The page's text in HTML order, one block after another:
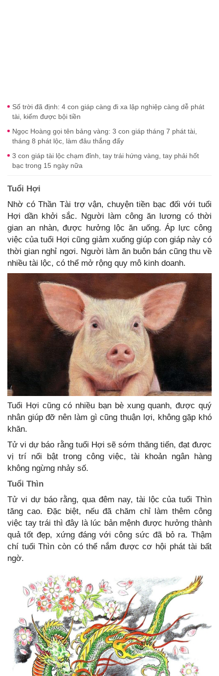
Số trời đã định: 4 con giáp càng đi xa lập nghiệp càng dễ phát
tài, kiếm được bội tiền
Ngọc Hoàng gọi tên bảng vàng: 3 con giáp tháng 7 phát tài,
tháng 8 phát lộc, làm đâu thắng đấy
3 con giáp tài lộc chạm đỉnh, tay trái hứng vàng, tay phải hốt
bạc trong 15 ngày nữa
Tuổi Hợi
Nhờ có Thần Tài trợ vận, chuyện tiền bạc đối với tuổi
Hợi dần khởi sắc. Người làm công ăn lương có thời
gian an nhàn, được hưởng lộc ăn uống. Áp lực công
việc của tuổi Hợi cũng giảm xuống giúp con giáp này có
thời gian nghỉ ngơi. Người làm ăn buôn bán cũng thu về
nhiều tài lộc, có thể mở rộng quy mô kinh doanh.
Tuổi Hợi cũng có nhiều bạn bè xung quanh, được quý
nhân giúp đỡ nên làm gì cũng thuận lợi, không gặp khó
khăn.
Tử vi dự báo rằng tuổi Hợi sẽ sớm thăng tiến, đạt được
vị trí nổi bật trong công việc, tài khoản ngân hàng
không ngừng nhảy số.
Tuổi Thìn
Tử vi dự báo rằng, qua đêm nay, tài lộc của tuổi Thìn
tăng cao. Đặc biệt, nếu đã chăm chỉ làm thêm công
việc tay trái thì đây là lúc bản mệnh được hưởng thành
quả tốt đẹp, xứng đáng với công sức đã bỏ ra. Thậm
chí tuổi Thìn còn có thể nắm được cơ hội phát tài bất
ngờ.